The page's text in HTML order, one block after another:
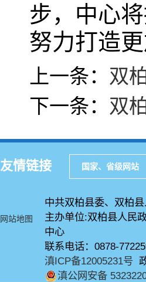
步，中心
努力打造
上一条： 双
下一条： 双
友情链接 国家、省级网站
网站地图
中共双柏县委、双柏
主办单位:双柏县人民
中心
联系电话：0878-
滇ICP备12005231号
滇公网安备